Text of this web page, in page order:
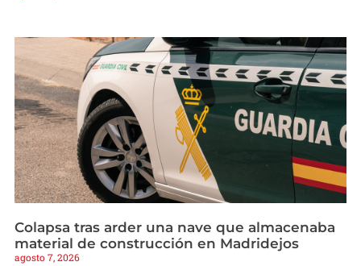
Colapsa tras arder una nave que almacenaba
material de construcción en Madridejos
agosto 7, 2026